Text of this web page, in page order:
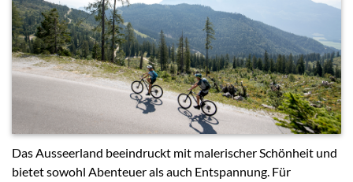
Das Ausseerland beeindruckt mit malerischer Schönheit und
bietet sowohl Abenteuer als auch Entspannung. Für